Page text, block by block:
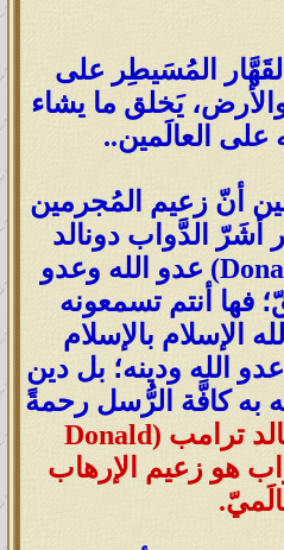
المُسَيطِر على
يَخلق ما يشاء
على العالَمين..
أنّ زعيم المُجرمين
الدَّواب دونالد
ترامب (Donald Trump) عدو الله وعدو
فها أنتم تسمعونه
الإسلام بالإسلام
الله ودينه؛ بل دين
به كافَّة الرُّسل رحمةً
بل دونالد ترامب (Donald
هو زعيم الإرهاب